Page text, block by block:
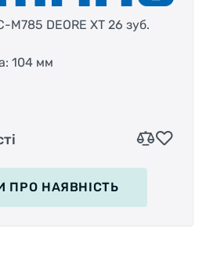
M785 DEORE XT 26 зуб.
104 мм
ПРО НАЯВНІСТЬ